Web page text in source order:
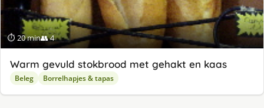
⏱ 20 min👥 4
Warm gevuld stokbrood met gehakt en kaas
Beleg Borrelhapjes & tapas